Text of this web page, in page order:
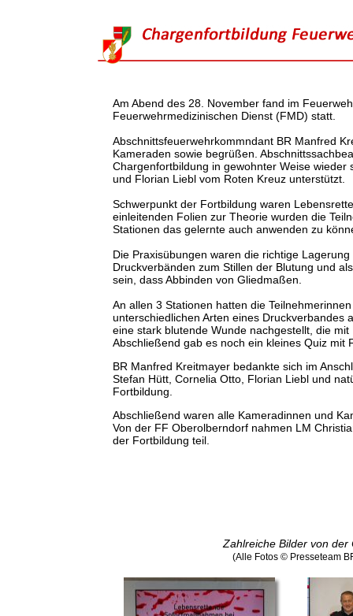
Am Abend des 28. November fand im
Feuerwehrmedizinischen Dienst (FMD) statt.
Abschnittsfeuerwehrkommndant BR Manfred
Kameraden sowie begrüßen.
Chargenfortbildung in gewohnter Weise
und Florian Liebl vom Roten Kreuz unterstützt.
Schwerpunkt der Fortbildung waren
einleitenden Folien zur Theorie wurden die
Stationen das gelernte auch anwenden zu
Die Praxisübungen waren die richtige
Druckverbänden zum Stillen der Blutung und
sein, dass Abbinden von Gliedmaßen.
An allen 3 Stationen hatten die
unterschiedlichen Arten eines Druckverbandes
eine stark blutende Wunde nachgestellt, die
Abschließend gab es noch ein kleines Quiz mit
BR Manfred Kreitmayer bedankte sich im
Stefan Hütt, Cornelia Otto, Florian Liebl und
Fortbildung.
Abschließend waren alle Kameradinnen und
Von der FF Oberolberndorf nahmen LM
der Fortbildung teil.
Zahlreiche Bilder von
(Alle Fotos © Presseteam